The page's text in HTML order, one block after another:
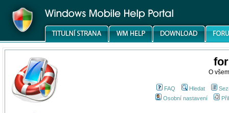
O
FAQ Hledat
Osobní nastavení